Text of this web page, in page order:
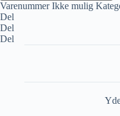
VarenummerIkke mulig
Del
Del
Del